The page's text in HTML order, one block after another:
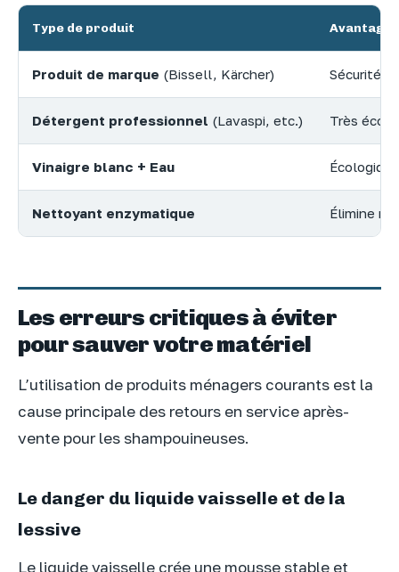
Type de produit Avantages
Produit de marque (Bissell, Kärcher) Sécurité
Détergent professionnel (Lavaspi, etc.) Très
Vinaigre blanc + Eau
Nettoyant enzymatique Élimine
Les erreurs critiques à éviter
pour sauver votre matériel
L’utilisation de produits ménagers courants est la
cause principale des retours en service après-
vente pour les shampouineuses.
Le danger du liquide vaisselle et de la
lessive
Le liquide vaisselle crée une mousse stable et